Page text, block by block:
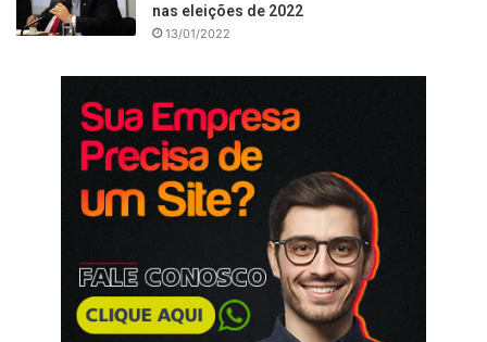
nas eleições de 2022
13/01/2022